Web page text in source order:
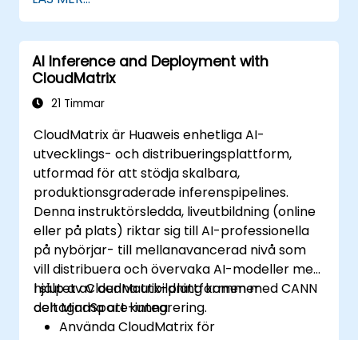
AI Inference and Deployment with
CloudMatrix
21 Timmar
CloudMatrix är Huaweis enhetliga AI-
utvecklings- och distribueringsplattform,
utformad för att stödja skalbara,
produktionsgraderade inferenspipelines.
Denna instruktörsledda, liveutbildning (online
eller på plats) riktar sig till AI-professionella
på nybörjar- till mellanavancerad nivå som
vill distribuera och övervaka AI-modeller med
hjälp av CloudMatrix-plattformen med CANN
och MindSpore-integrering.
I slutet av denna utbildning kommer
deltagarna att kunna:
Använda CloudMatrix för